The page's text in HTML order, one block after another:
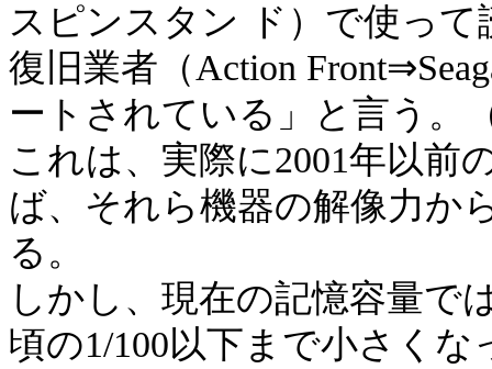
スピンスタン ド）で使っ
復旧業者（Action
ートされている」と言う。
これは、実際に2001年以前
ば、それら機器の解像力か
る。
しかし、現在の記憶容量で
頃の1/100以下まで小さくな